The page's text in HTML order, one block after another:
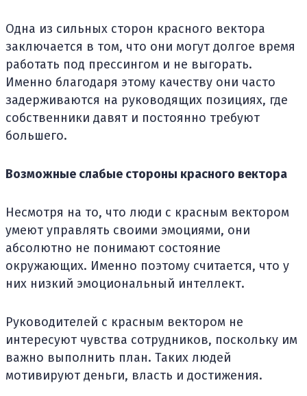
Одна из сильных сторон красного вектора
заключается в том, что они могут долгое время
работать под прессингом и не выгорать.
Именно благодаря этому качеству они часто
задерживаются на руководящих позициях, где
собственники давят и постоянно требуют
большего.
Возможные слабые стороны красного вектора
Несмотря на то, что люди с красным вектором
умеют управлять своими эмоциями, они
абсолютно не понимают состояние
окружающих. Именно поэтому считается, что у
них низкий эмоциональный интеллект.
Руководителей с красным вектором не
интересуют чувства сотрудников, поскольку им
важно выполнить план. Таких людей
мотивируют деньги, власть и достижения.